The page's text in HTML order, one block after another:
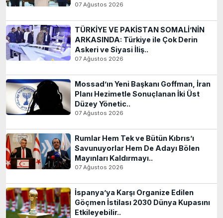
07 Ağustos 2026
TÜRKİYE VE PAKİSTAN SOMALİ’NİN
ARKASINDA: Türkiye ile Çok Derin
Askeri ve Siyasi İliş..
07 Ağustos 2026
Mossad’ın Yeni Başkanı Goffman, İran
Planı Hezimetle Sonuçlanan İki Üst
Düzey Yönetic..
07 Ağustos 2026
Rumlar Hem Tek ve Bütün Kıbrıs’ı
Savunuyorlar Hem De Adayı Bölen
Mayınları Kaldırmayı..
07 Ağustos 2026
İspanya’ya Karşı Organize Edilen
Göçmen İstilası 2030 Dünya Kupasını
Etkileyebilir..